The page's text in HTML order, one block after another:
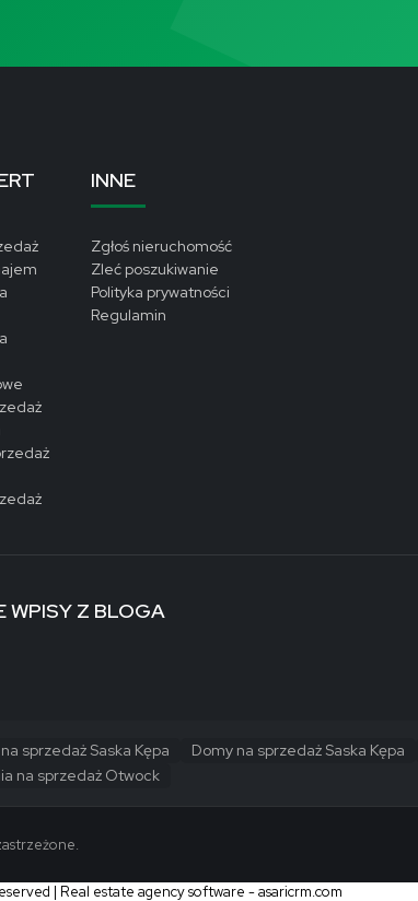
INNE
Zgłoś nieruchomość
Zleć poszukiwanie
Polityka prywatności
Regulamin
WPISY Z BLOGA
sprzedaż Saska Kępa Domy na sprzedaż Saska Kępa
na sprzedaż Otwock
| Real estate agency software -asaricrm.com